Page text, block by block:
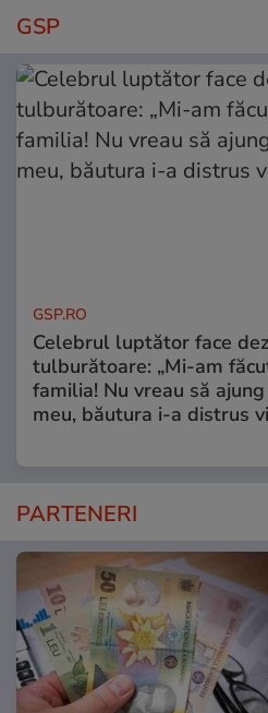
GSP
GSP.RO
Celebrul luptător face
tulburătoare: „Mi-am
familia! Nu vreau să
meu, băutura i-a distrus
PARTENERI